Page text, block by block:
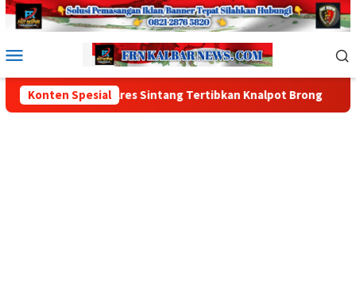
Loncat
Mobile
Konten Spesial
Sintang Tertibkan Knalpot Brong Jumat Curhat